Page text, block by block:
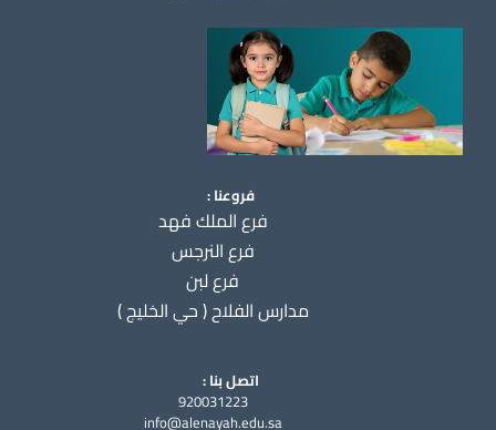
فروعنا :
فرع الملك فهد
فرع النرجس
فرع لبن
مدارس الفلاح ( حي الخليج )
اتصل بنا :
920031223
info@alenayah.edu.sa